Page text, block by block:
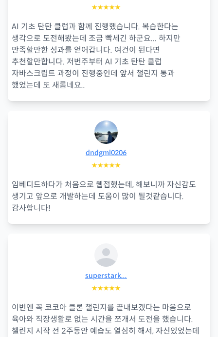
★★★★★
AI 기초 탄탄 클럽과 함께 진행했습니다. 복습한다는
생각으로 도전해봤는데 조금 빡세긴 하군요... 하지만
만족할만한 성과를 얻어갑니다. 여건이 된다면
추천할만합니다. 저번주부터 AI 기초 탄탄 클럽
자바스크립트 과정이 진행중인데 앞서 챌린지 통과
했었는데 또 새롭네요..
dndgml0206
★★★★★
임베디드하다가 처음으로 웹접했는데, 해보니까 자신감도
생기고 앞으로 개발하는데 도움이 많이 될것같습니다.
감사합니다!
superstark...
★★★★★
이번엔 꼭 코코아 클론 챌린지를 끝내보겠다는 마음으로
육아와 직장생활로 없는 시간을 쪼개서 도전을 했습니다.
챌린지 시작 전 2주동안 예습도 열심히 해서, 자신있었는데